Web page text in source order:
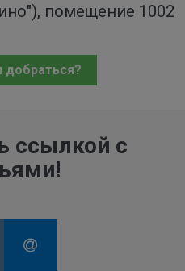
помещение 1002
добраться?
ссылкой с